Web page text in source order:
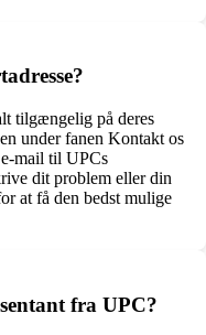
tilgængelig på deres
under fanen Kontakt os
mail til UPCs
dit problem eller din
at få den bedst mulige
fra UPC?